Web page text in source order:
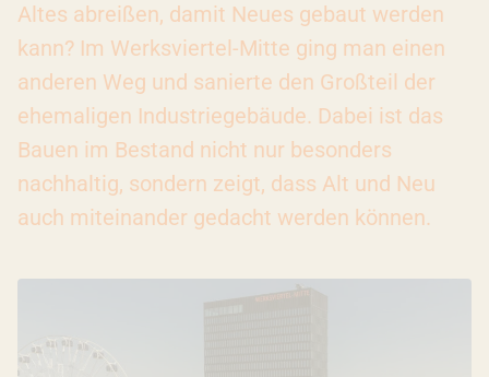
Altes abreißen, damit Neues gebaut werden
kann? Im Werksviertel-Mitte ging man einen
anderen Weg und sanierte den Großteil der
ehemaligen Industriegebäude. Dabei ist das
Bauen im Bestand nicht nur besonders
nachhaltig, sondern zeigt, dass Alt und Neu
auch miteinander gedacht werden können.